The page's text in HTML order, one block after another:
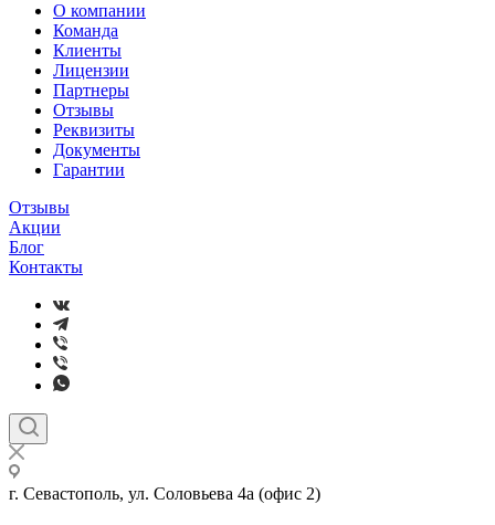
О компании
Команда
Клиенты
Лицензии
Партнеры
Отзывы
Реквизиты
Документы
Гарантии
Отзывы
Акции
Блог
Контакты
г. Севастополь, ул. Соловьева 4а (офис 2)